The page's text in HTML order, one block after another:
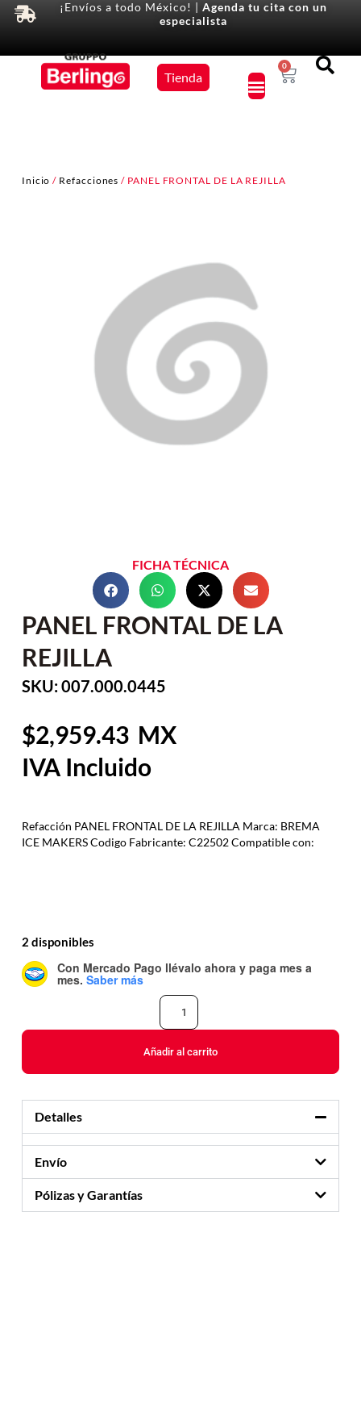
¡Envíos a todo México! | Agenda tu cita con un
especialista
Tienda
0
Inicio / Refacciones / PANEL FRONTAL DE LA REJILLA
FICHA TÉCNICA
PANEL FRONTAL DE LA
REJILLA
SKU: 007.000.0445
2,959.43
Refacción PANEL FRONTAL DE LA REJILLA Marca: BREMA
ICE MAKERS Codigo Fabricante: C22502 Compatible con:
2 disponibles
Con Mercado Pago llévalo ahora y paga mes a
mes. Saber más
Añadir al carrito
Detalles
Envío
Pólizas y Garantías